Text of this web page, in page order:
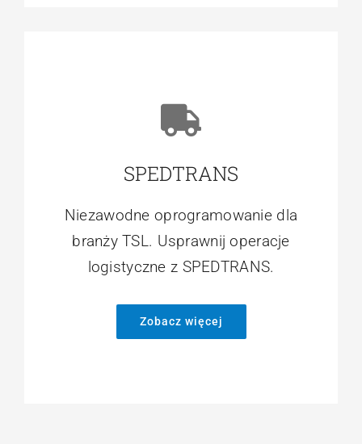
SPEDTRANS
Niezawodne oprogramowanie dla
branży TSL. Usprawnij operacje
logistyczne z SPEDTRANS.
Zobacz więcej